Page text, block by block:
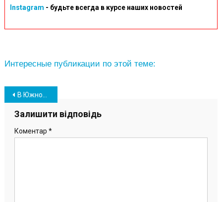
Instagram - будьте всегда в курсе наших новостей
Интересные публикации по этой теме:
Навігація
записів
В Южному попрощалися з 39-річним Героєм України Андрієм Єфімчуком (фоторепортаж)
Залишити відповідь
Коментар *